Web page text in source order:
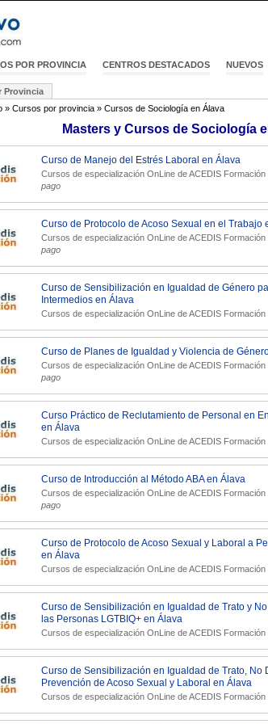
POR PROVINCIA CENTROS DESTACADOS NUEVOS
Provincia
» Cursos por provincia » Cursos de Sociología en Álava
Masters y Cursos de Sociología
Curso de Manejo del Estrés Laboral en Álava
Cursos de especialización OnLine deACEDIS Formación
pago
Curso de Protocolo de Acoso Sexual en el Trabajo
Cursos de especialización OnLine deACEDIS Formación
pago
Curso de Sensibilización en Igualdad de Género
Intermedios en Álava
Cursos de especialización OnLine deACEDIS Formación
Curso de Planes de Igualdad y Violencia de
Cursos de especialización OnLine deACEDIS Formación
pago
Curso Práctico de Reclutamiento de Personal en
en Álava
Cursos de especialización OnLine deACEDIS Formación
Curso de Introducción al Método ABA en Álava
Cursos de especialización OnLine deACEDIS Formación
pago
Curso de Protocolo de Acoso Sexual y Laboral a
en Álava
Cursos de especialización OnLine deACEDIS Formación
Curso de Sensibilización en Igualdad de Trato y
las Personas LGTBIQ+ en Álava
Cursos de especialización OnLine deACEDIS Formación
Curso de Sensibilización en Igualdad de Trato, No
Prevención de Acoso Sexual y Laboral en Álava
Cursos de especialización OnLine deACEDIS Formación